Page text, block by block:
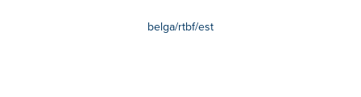
belga/rtbf/est